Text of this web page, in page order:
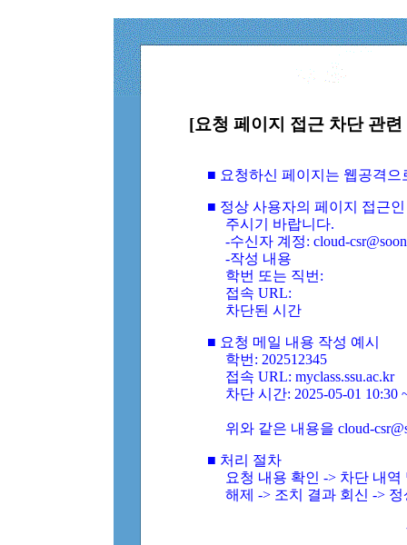
[요청 페이지 접근 차단 관
■ 요청하신 페이지는 웹공격
■ 정상 사용자의 페이지 접근
주시기 바랍니다.
-수신자 계정: cloud-
-작성 내용
학번 또는 직번:
접속 URL:
차단된 시간
■ 요청 메일 내용 작성 예시
학번: 202512345
접속 URL: myclass.ssu.ac.kr
차단 시간: 2025-05-01 10:30
위와 같은 내용을 cloud-
■ 처리 절차
요청 내용 확인 -> 차단 내
해제 -> 조치 결과 회신 ->